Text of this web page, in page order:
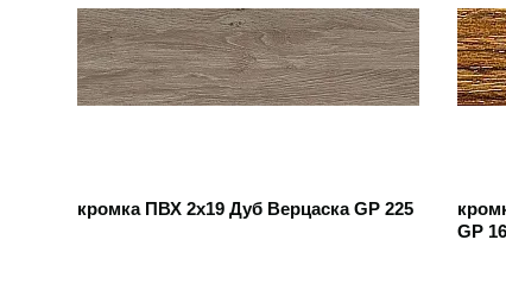
кромка ПВХ 2х19 Дуб Верцаска GP 225
GP